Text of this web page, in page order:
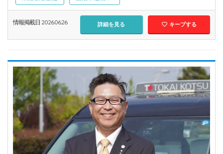
情報掲載日 2026.06.26 詳細を見る キープする